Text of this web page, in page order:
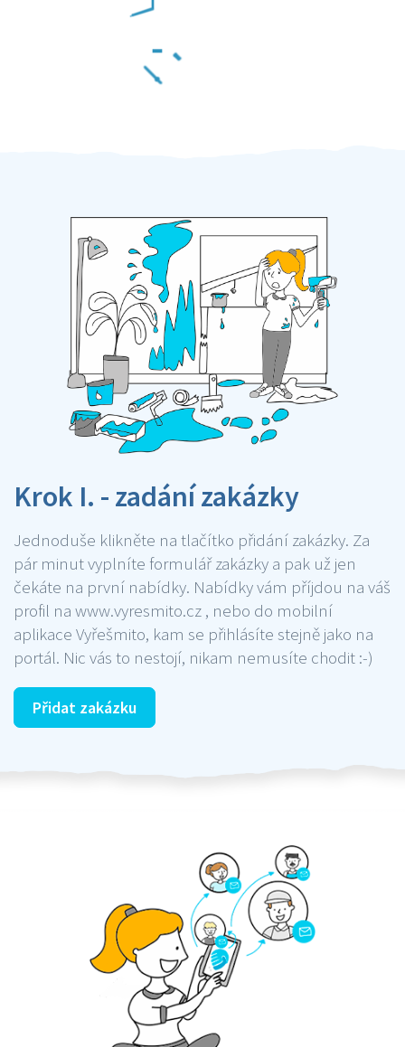
Krok I. - zadání zakázky
Jednoduše klikněte na tlačítko přidání zakázky. Za
pár minut vyplníte formulář zakázky a pak už jen
čekáte na první nabídky. Nabídky vám příjdou na váš
profil na www.vyresmito.cz , nebo do mobilní
aplikace Vyřešmito, kam se přihlásíte stejně jako na
portál. Nic vás to nestojí, nikam nemusíte chodit :-)
Přidat zakázku